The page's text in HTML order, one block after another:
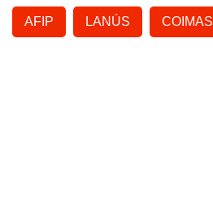
AFIP LANÚS COIMAS